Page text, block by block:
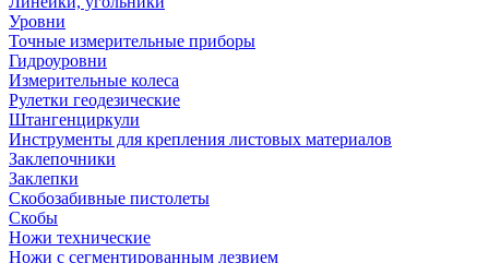
Уровни
Точные измерительные приборы
Гидроуровни
Измерительные колеса
Рулетки геодезические
Штангенциркули
Инструменты для крепления листовых материалов
Заклепочники
Заклепки
Скобозабивные пистолеты
Скобы
Ножи технические
Ножи с сегментированным лезвием